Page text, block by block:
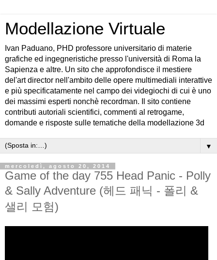
Modellazione Virtuale
Ivan Paduano, PHD professore universitario di materie
grafiche ed ingegneristiche presso l'università di Roma la
Sapienza e altre. Un sito che approfondisce il mestiere
del'art director nell'ambito delle opere multimediali interattive
e più specificatamente nel campo dei videgiochi di cui è uno
dei massimi esperti nonchè recordman. Il sito contiene
contributi autoriali scientifici, commenti al retrogame,
domande e risposte sulle tematiche della modellazione 3d
▼
mercoledì, agosto 20, 2014
Game of the day 755 Head Panic - Polly
& Sally Adventure (헤드 패닉 - 폴리 &
샐리 모험)